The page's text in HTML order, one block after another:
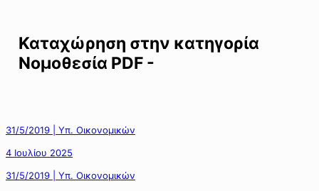
Καταχώρηση στην κατηγορία
Νομοθεσία PDF -
31/5/2019 | Υπ. Οικονομικών
4 Ιουλίου 2025
31/5/2019 | Υπ. Οικονομικών